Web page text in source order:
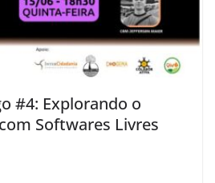
#4: Explorando o
Softwares Livres